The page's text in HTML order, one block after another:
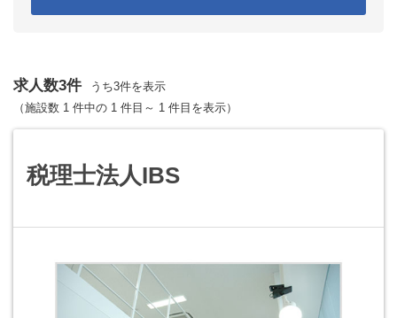
求人数3件
うち3件を表示
（施設数 1 件中の 1 件目～ 1 件目を表示）
税理士法人IBS